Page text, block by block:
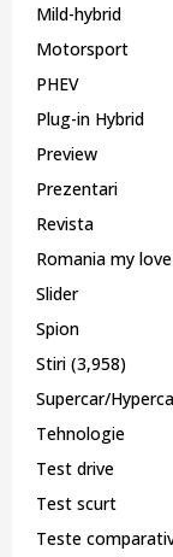
Mild-hybrid
Motorsport
PHEV
Plug-in Hybrid
Preview
Prezentari
Revista
Romania my love
Slider
Spion
Stiri (3,958)
Supercar/
Tehnologie
Test drive
Test scurt
Teste